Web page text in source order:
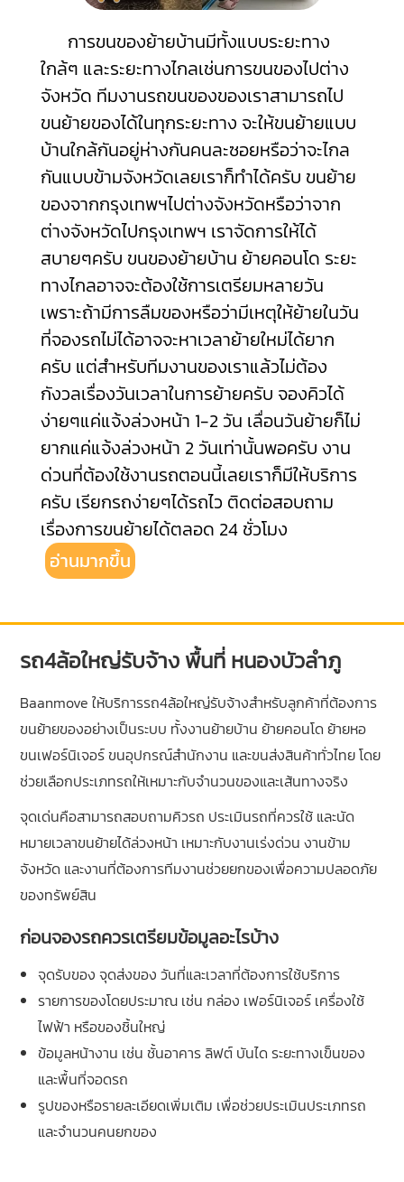
การขนของย้ายบ้านมีทั้งแบบระยะทาง
ใกล้ๆ และระยะทางไกลเช่นการขนของไปต่าง
จังหวัด ทีมงานรถขนของของเราสามารถไป
ขนย้ายของได้ในทุกระยะทาง จะให้ขนย้ายแบบ
บ้านใกล้กันอยู่ห่างกันคนละซอยหรือว่าจะไกล
กันแบบข้ามจังหวัดเลยเราก็ทำได้ครับ ขนย้าย
ของจากกรุงเทพฯไปต่างจังหวัดหรือว่าจาก
ต่างจังหวัดไปกรุงเทพฯ เราจัดการให้ได้
สบายๆครับ ขนของย้ายบ้าน ย้ายคอนโด ระยะ
ทางไกลอาจจะต้องใช้การเตรียมหลายวัน
เพราะถ้ามีการลืมของหรือว่ามีเหตุให้ย้ายในวัน
ที่จองรถไม่ได้อาจจะหาเวลาย้ายใหม่ได้ยาก
ครับ แต่สำหรับทีมงานของเราแล้วไม่ต้อง
กังวลเรื่องวันเวลาในการย้ายครับ จองคิวได้
ง่ายๆแค่แจ้งล่วงหน้า 1-2 วัน เลื่อนวันย้ายก็ไม่
ยากแค่แจ้งล่วงหน้า 2 วันเท่านั้นพอครับ งาน
ด่วนที่ต้องใช้งานรถตอนนี้เลยเราก็มีให้บริการ
ครับ เรียกรถง่ายๆได้รถไว ติดต่อสอบถาม
เรื่องการขนย้ายได้ตลอด 24 ชั่วโมง
อ่านมากขึ้น
รถ4ล้อใหญ่รับจ้าง พื้นที่ หนองบัวลำภู
Baanmove ให้บริการรถ4ล้อใหญ่รับจ้างสำหรับลูกค้าที่ต้องการ
ขนย้ายของอย่างเป็นระบบ ทั้งงานย้ายบ้าน ย้ายคอนโด ย้ายหอ
ขนเฟอร์นิเจอร์ ขนอุปกรณ์สำนักงาน และขนส่งสินค้าทั่วไทย โดย
ช่วยเลือกประเภทรถให้เหมาะกับจำนวนของและเส้นทางจริง
จุดเด่นคือสามารถสอบถามคิวรถ ประเมินรถที่ควรใช้ และนัด
หมายเวลาขนย้ายได้ล่วงหน้า เหมาะกับงานเร่งด่วน งานข้าม
จังหวัด และงานที่ต้องการทีมงานช่วยยกของเพื่อความปลอดภัย
ของทรัพย์สิน
ก่อนจองรถควรเตรียมข้อมูลอะไรบ้าง
จุดรับของ จุดส่งของ วันที่และเวลาที่ต้องการใช้บริการ
รายการของโดยประมาณ เช่น กล่อง เฟอร์นิเจอร์ เครื่องใช้
ไฟฟ้า หรือของชิ้นใหญ่
ข้อมูลหน้างาน เช่น ชั้นอาคาร ลิฟต์ บันได ระยะทางเข็นของ
และพื้นที่จอดรถ
รูปของหรือรายละเอียดเพิ่มเติม เพื่อช่วยประเมินประเภทรถ
และจำนวนคนยกของ